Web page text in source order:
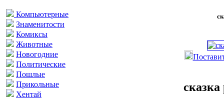
Компьютерные
Знаменитости
Комиксы
Животные
Новогодние
Политические
Пошлые
Прикольные
Хентай